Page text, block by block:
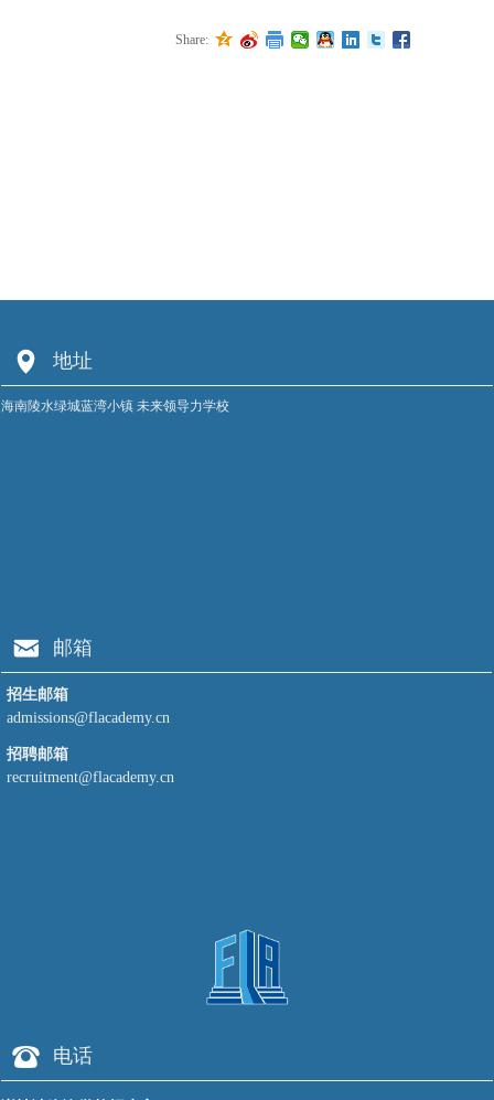
Share:
넹 地址
海南陵水绿城蓝湾小镇 未来领导力学校
邮箱
낂
招生邮箱
admissions@flacademy.cn
招聘邮箱
recruitment@flacademy.cn
电话
뀰